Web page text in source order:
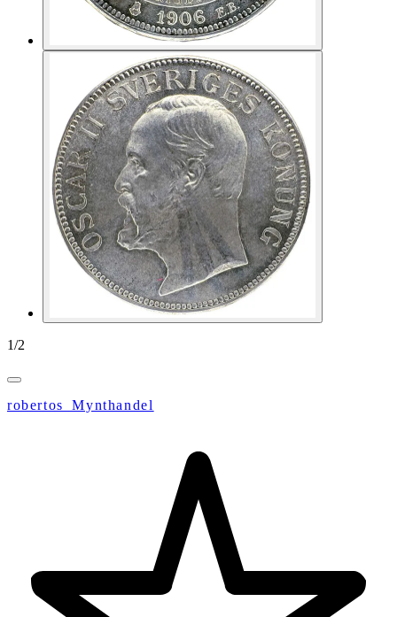
1/2
robertos_Mynthandel